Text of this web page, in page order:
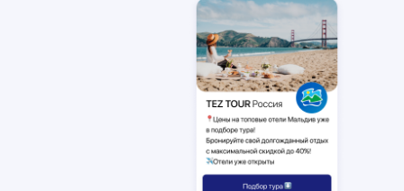
SKYPE
MESSENGER
TELEGRAM
WHATSAPP